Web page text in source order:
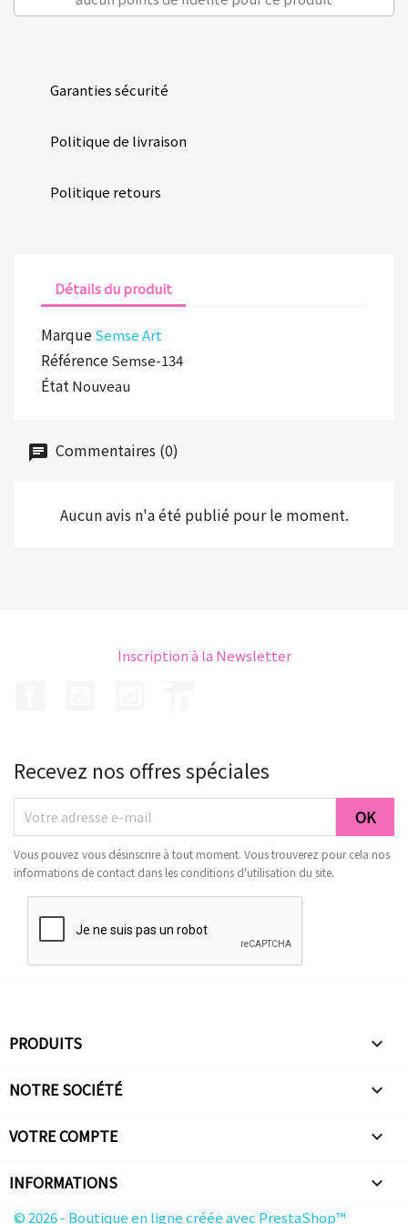
Garanties sécurité
Politique de livraison
Politique retours
Détails du produit
MarqueSemse Art
RéférenceSemse-134
ÉtatNouveau
Commentaires (0)
Aucun avis n'a été publié pour le moment.
Inscription à la Newsletter
Recevez nos offres spéciales
Vous pouvez vous désinscrire à tout moment. Vous trouverez pour cela nos
informations de contact dans les conditions d'utilisation du site.
PRODUITS 
NOTRE SOCIÉTÉ 
VOTRE COMPTE 
INFORMATIONS keyboard_arrow_down
© 2026 - Boutique en ligne créée avec PrestaShop™